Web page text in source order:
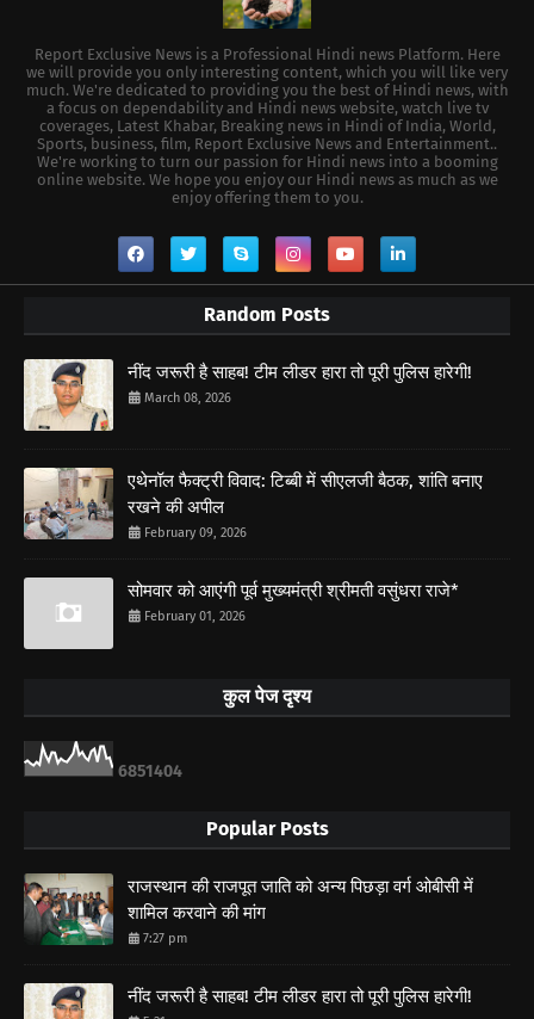
Report Exclusive News is a Professional Hindi news Platform. Here
we will provide you only interesting content, which you will like very
much. We're dedicated to providing you the best of Hindi news, with
a focus on dependability and Hindi news website, watch live tv
coverages, Latest Khabar, Breaking news in Hindi of India, World,
Sports, business, film, Report Exclusive News and Entertainment..
We're working to turn our passion for Hindi news into a booming
online website. We hope you enjoy our Hindi news as much as we
enjoy offering them to you.
Random Posts
नींद जरूरी है साहब! टीम लीडर हारा तो पूरी पुलिस हारेगी!
March 08, 2026
एथेनॉल फैक्ट्री विवाद: टिब्बी में सीएलजी बैठक, शांति बनाए
रखने की अपील
February 09, 2026
सोमवार को आएंगी पूर्व मुख्यमंत्री श्रीमती वसुंधरा राजे*
February 01, 2026
कुल पेज दृश्य
6851404
Popular Posts
राजस्थान की राजपूत जाति को अन्य पिछड़ा वर्ग ओबीसी में
शामिल करवाने की मांग
7:27 pm
नींद जरूरी है साहब! टीम लीडर हारा तो पूरी पुलिस हारेगी!